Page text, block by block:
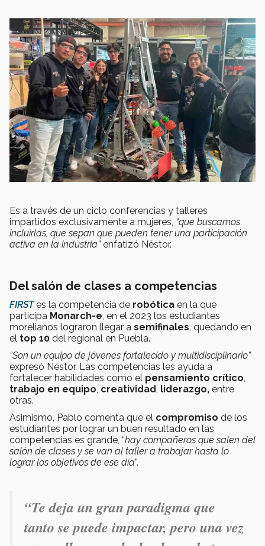
Es a través de un ciclo conferencias y talleres
impartidos exclusivamente a mujeres, “que buscamos
incluirlas, que sepan que pueden tener una participación
activa en la industria”enfatizó Néstor.
Del salón de clases a competencias
FIRSTes la competencia de robótica en la que
participa Monarch-e, en el 2023 los estudiantes
morelianos lograron llegar a semifinales, quedando en
el top 10 del regional en Puebla.
“Son un equipo de jóvenes fortalecido y multidisciplinario”
expresó Néstor. Las competencias les ayuda a
fortalecer habilidades como el pensamiento crítico,
trabajo en equipo, creatividad, liderazgo, entre
otras.
Asimismo, Pablo comenta que el compromiso de los
estudiantes por lograr un buen resultado en las
competencias es grande, “hay compañeros que salen del
salón de clases y se van al taller a trabajar hasta lo
lograr los objetivos de ese día”.
“Te deja un gran paradigma que
tanto se puede impactar, pero una vez